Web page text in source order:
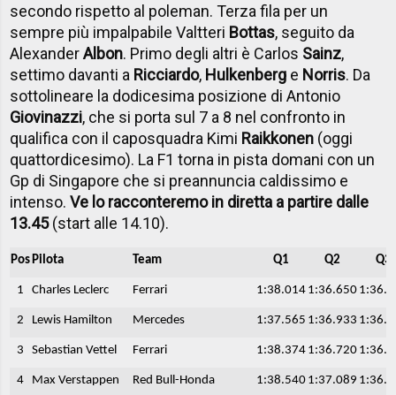
secondo rispetto al poleman. Terza fila per un
sempre più impalpabile Valtteri Bottas, seguito da
AlexanderAlbon. Primo degli altri è Carlos Sainz,
settimo davanti a Ricciardo, Hulkenberg e Norris. Da
sottolineare la dodicesima posizione di Antonio
Giovinazzi, che si porta sul 7 a 8 nel confronto in
qualifica con il caposquadra Kimi Raikkonen (oggi
quattordicesimo). La F1 torna in pista domani con un
Gp di Singapore che si preannuncia caldissimo e
intenso.Ve lo racconteremo in diretta a partire dalle
13.45(start alle 14.10).
Pos Pilota Team Q1 Q2 Q3
1 Charles Leclerc Ferrari 1:38.014 1:36.650
2 Lewis Hamilton Mercedes 1:37.565 1:36.933
3 Sebastian Vettel Ferrari 1:38.374 1:36.720
4 Max Verstappen Red Bull-Honda 1:38.540 1:37.089